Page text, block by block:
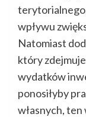
wpływu
Natomiast
który
wydatków
ponosiłyby
własnych, ten